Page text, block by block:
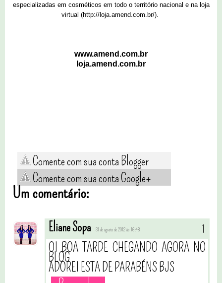
especializadas em cosméticos em todo o território nacional e na loja
virtual (http://loja.amend.com.br/).
www.amend.com.br
loja.amend.com.br
Comente com sua conta Blogger
Comente com sua conta Google+
Um comentário:
Eliane Sopa 31 de agosto de 2012 às 16:48
OI BOA TARDE CHEGANDO AGORA NO
BLOG
ADOREI ESTA DE PARABÉNS BJS